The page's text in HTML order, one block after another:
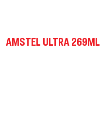
AMSTEL ULTRA 269ML